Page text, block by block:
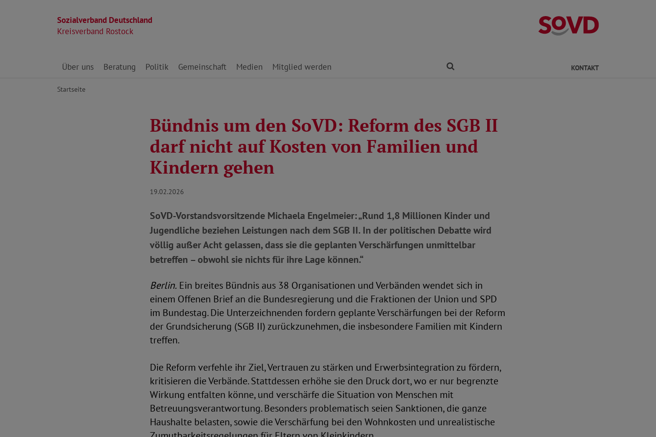
Sozialverband Deutschland
Kreisverband Rostock
Kreisverband
Direkt zu den Inhalten springen
Über uns Beratung Politik Gemeinschaft Medien Mitglied werden KONTAKT
Startseite
Bündnis um den SoVD: Reform des SGB II
darf nicht auf Kosten von Familien und
Kindern gehen
19.02.2026
SoVD-Vorstandsvorsitzende Michaela Engelmeier: „Rund 1,8 Millionen Kinder und
Jugendliche beziehen Leistungen nach dem SGB II. In der politischen Debatte wird
völlig außer Acht gelassen, dass sie die geplanten Verschärfungen unmittelbar
betreffen – obwohl sie nichts für ihre Lage können.“
Berlin. Ein breites Bündnis aus 38 Organisationen und Verbänden wendet sich in
einem Offenen Brief an die Bundesregierung und die Fraktionen der Union und SPD
im Bundestag. Die Unterzeichnenden fordern geplante Verschärfungen bei der Reform
der Grundsicherung (SGB II) zurückzunehmen, die insbesondere Familien mit Kindern
treffen.
Die Reform verfehle ihr Ziel, Vertrauen zu stärken und Erwerbsintegration zu fördern,
kritisieren die Verbände. Stattdessen erhöhe sie den Druck dort, wo er nur begrenzte
Wirkung entfalten könne, und verschärfe die Situation von Menschen mit
Betreuungsverantwortung. Besonders problematisch seien Sanktionen, die ganze
Haushalte belasten, sowie die Verschärfung bei den Wohnkosten und unrealistische